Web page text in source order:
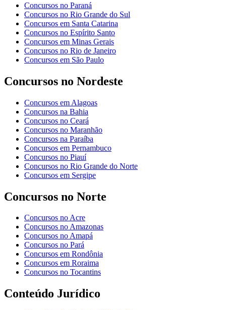
Concursos no Paraná
Concursos no Rio Grande do Sul
Concursos em Santa Catarina
Concursos no Espírito Santo
Concursos em Minas Gerais
Concursos no Rio de Janeiro
Concursos em São Paulo
Concursos no Nordeste
Concursos em Alagoas
Concursos na Bahia
Concursos no Ceará
Concursos no Maranhão
Concursos na Paraíba
Concursos em Pernambuco
Concursos no Piauí
Concursos no Rio Grande do Norte
Concursos em Sergipe
Concursos no Norte
Concursos no Acre
Concursos no Amazonas
Concursos no Amapá
Concursos no Pará
Concursos em Rondônia
Concursos em Roraima
Concursos no Tocantins
Conteúdo Jurídico